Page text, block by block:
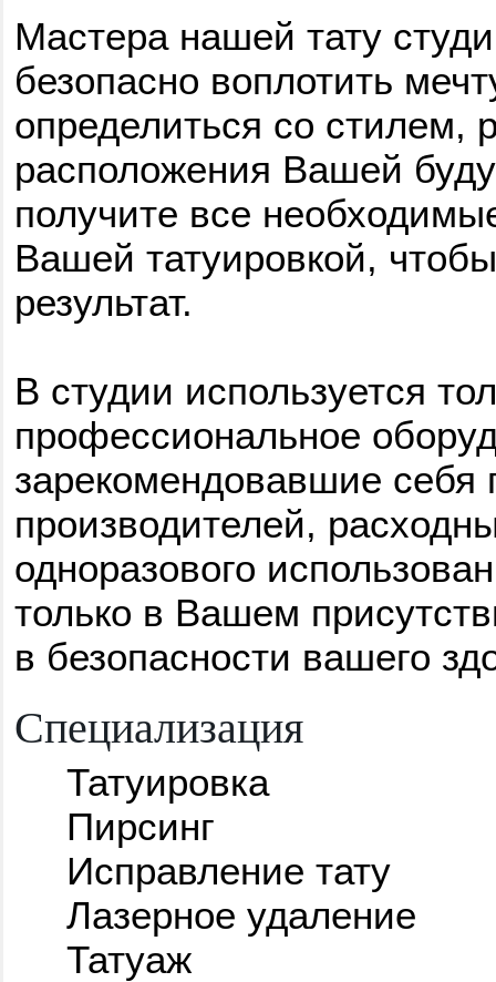
Мастера нашей тату
безопасно воплотить
определиться со стилем,
расположения Вашей
получите все
Вашей татуировкой,
результат.
В студии используется
профессиональное
зарекомендовавшие
производителей,
одноразового
только в Вашем
в безопасности вашего
Специализация
Татуировка
Пирсинг
Исправление тату
Лазерное удаление
Татуаж